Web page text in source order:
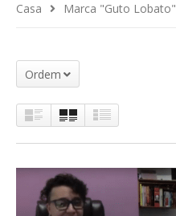
Casa Marca "Guto Lobato"
Ordem